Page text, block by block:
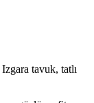
tavuk, tatlı